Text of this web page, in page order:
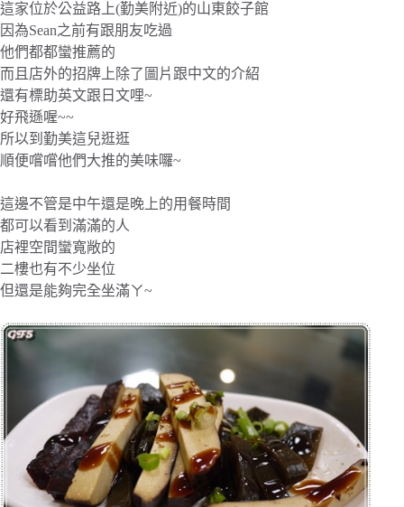
這家位於公益路上(勤美附近)的山東餃子館
因為Sean之前有跟朋友吃過
他們都都蠻推薦的
而且店外的招牌上除了圖片跟中文的介紹
還有標助英文跟日文哩~
好飛遜喔~~
所以到勤美這兒逛逛
順便嚐嚐他們大推的美味囉~
這邊不管是中午還是晚上的用餐時間
都可以看到滿滿的人
店裡空間蠻寬敞的
二樓也有不少坐位
但還是能夠完全坐滿ㄚ~